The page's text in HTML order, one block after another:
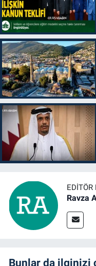
Ravza
Bunlar da ilginizi